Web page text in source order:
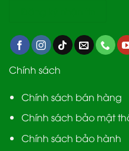
Chính sách
Chính sách bán hàng
Chính sách bảo mật
Chính sách bảo hành